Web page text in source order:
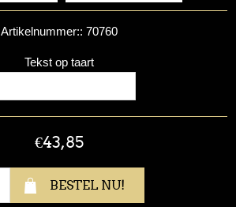
Artikelnummer:: 70760
Tekst op taart
€43,85